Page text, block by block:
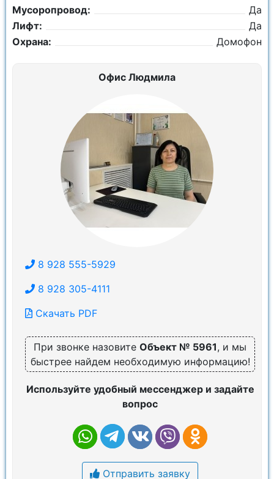
Мусоропровод:
Да
Лифт:
Да
Охрана:
Домофон
Офис Людмила
8 928 555-5929
8 928 305-4111
Скачать PDF
При звонке назовите Объект № 5961, и мы
быстрее найдем необходимую информацию!
Используйте удобный мессенджер и задайте
вопрос
Отправить заявку